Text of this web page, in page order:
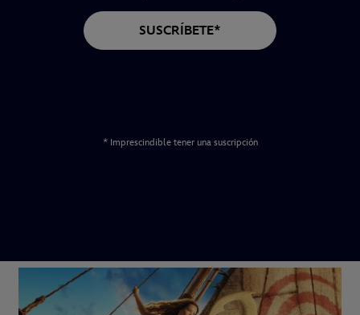
SUSCRÍBETE*
* Imprescindible tener una suscripción